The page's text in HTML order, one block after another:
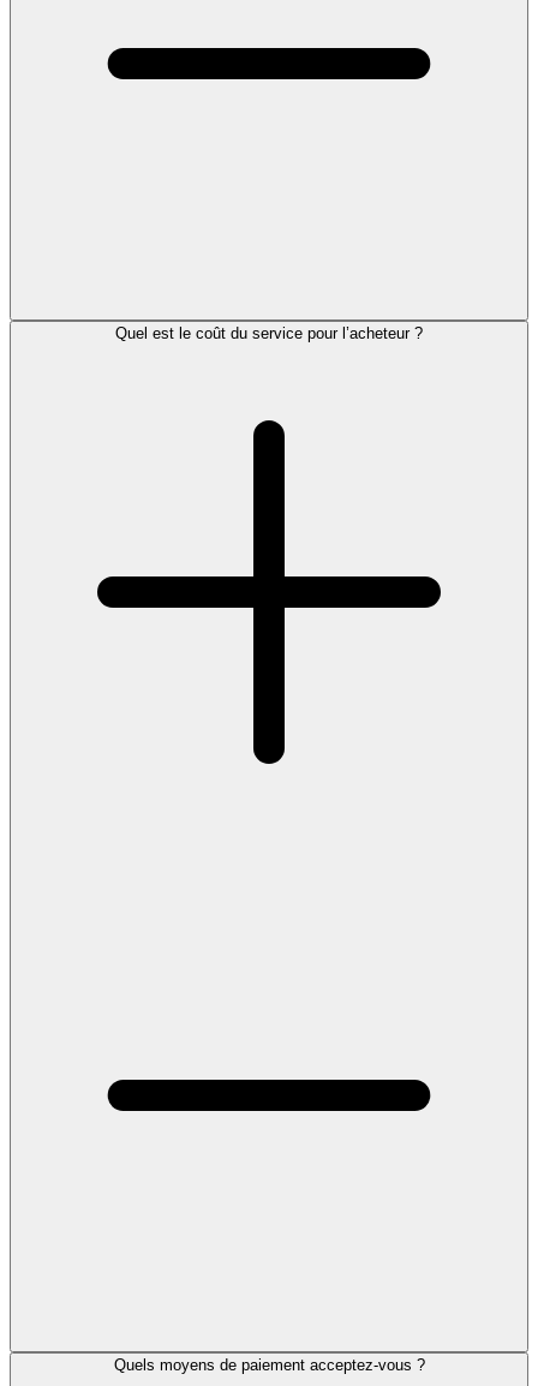
Quel est le coût du service pour l’acheteur ?
Quels moyens de paiement acceptez-vous ?